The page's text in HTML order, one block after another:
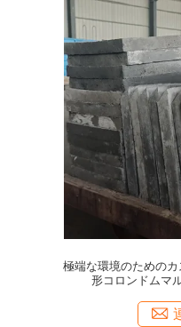
極端な環境のための
形コロンドムマ